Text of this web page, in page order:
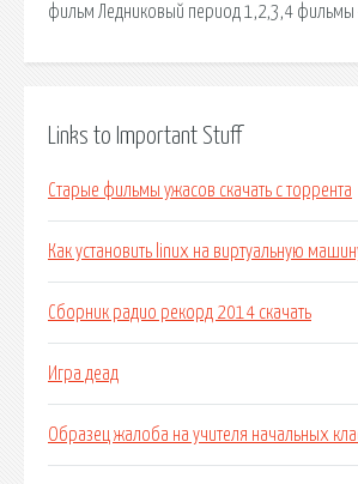
фильм Ледниковый период 1,2,3,4 фильмы +
Links to Important Stuff
Старые фильмы ужасов скачать с торрента
Как установить linux на виртуальную
Сборник радио рекорд 2014 скачать
Игра деад
Образец жалоба на учителя начальных